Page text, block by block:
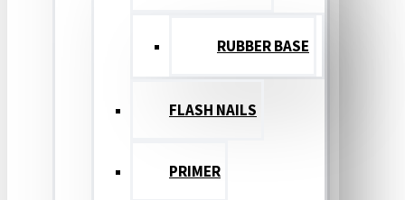
RUBBER BASE
FLASH NAILS
PRIMER